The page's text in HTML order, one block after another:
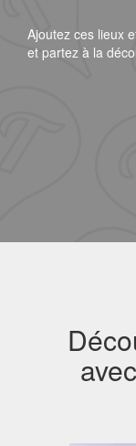
Ajoutez ces lieux
et partez à la